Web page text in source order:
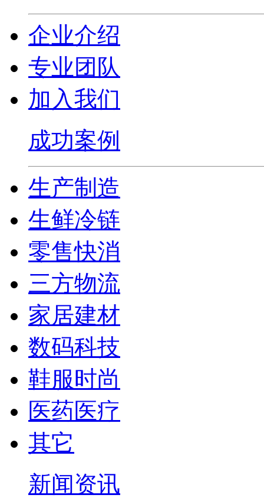
企业介绍
专业团队
加入我们
成功案例
生产制造
生鲜冷链
零售快消
三方物流
家居建材
数码科技
鞋服时尚
医药医疗
其它
新闻资讯